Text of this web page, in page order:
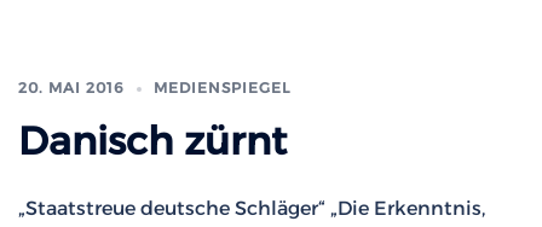
20. MAI 2016 MEDIENSPIEGEL
Danisch zürnt
„Staatstreue deutsche Schläger“ „Die Erkenntnis,